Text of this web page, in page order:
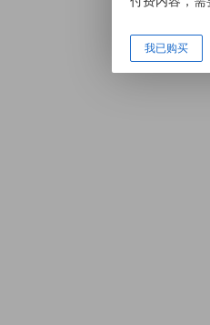
我已购买